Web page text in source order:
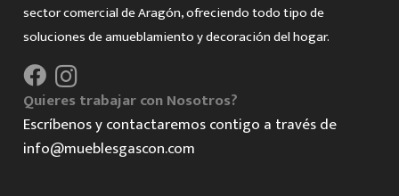
sector comercial de Aragón, ofreciendo todo tipo de
soluciones de amueblamiento y decoración del hogar.
Quieres trabajar con Nosotros?
Escríbenos y contactaremos contigo a través de
info@mueblesgascon.com